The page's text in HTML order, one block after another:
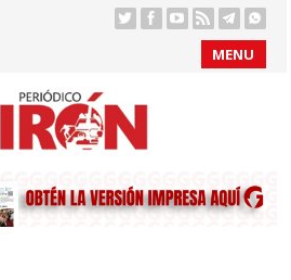
MENU